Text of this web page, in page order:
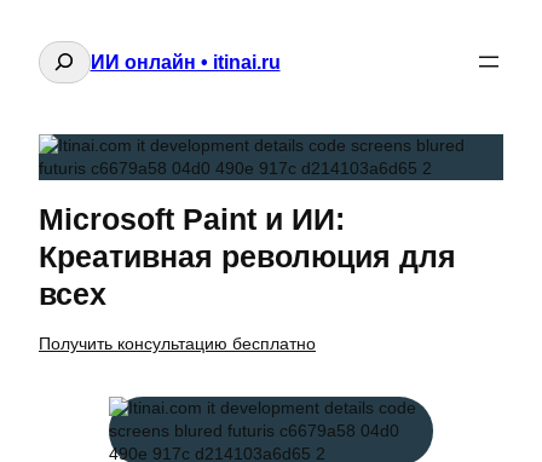
Поиск
ИИ онлайн • itinai.ru
Microsoft Paint и ИИ:
Креативная революция для
всех
Получить консультацию бесплатно